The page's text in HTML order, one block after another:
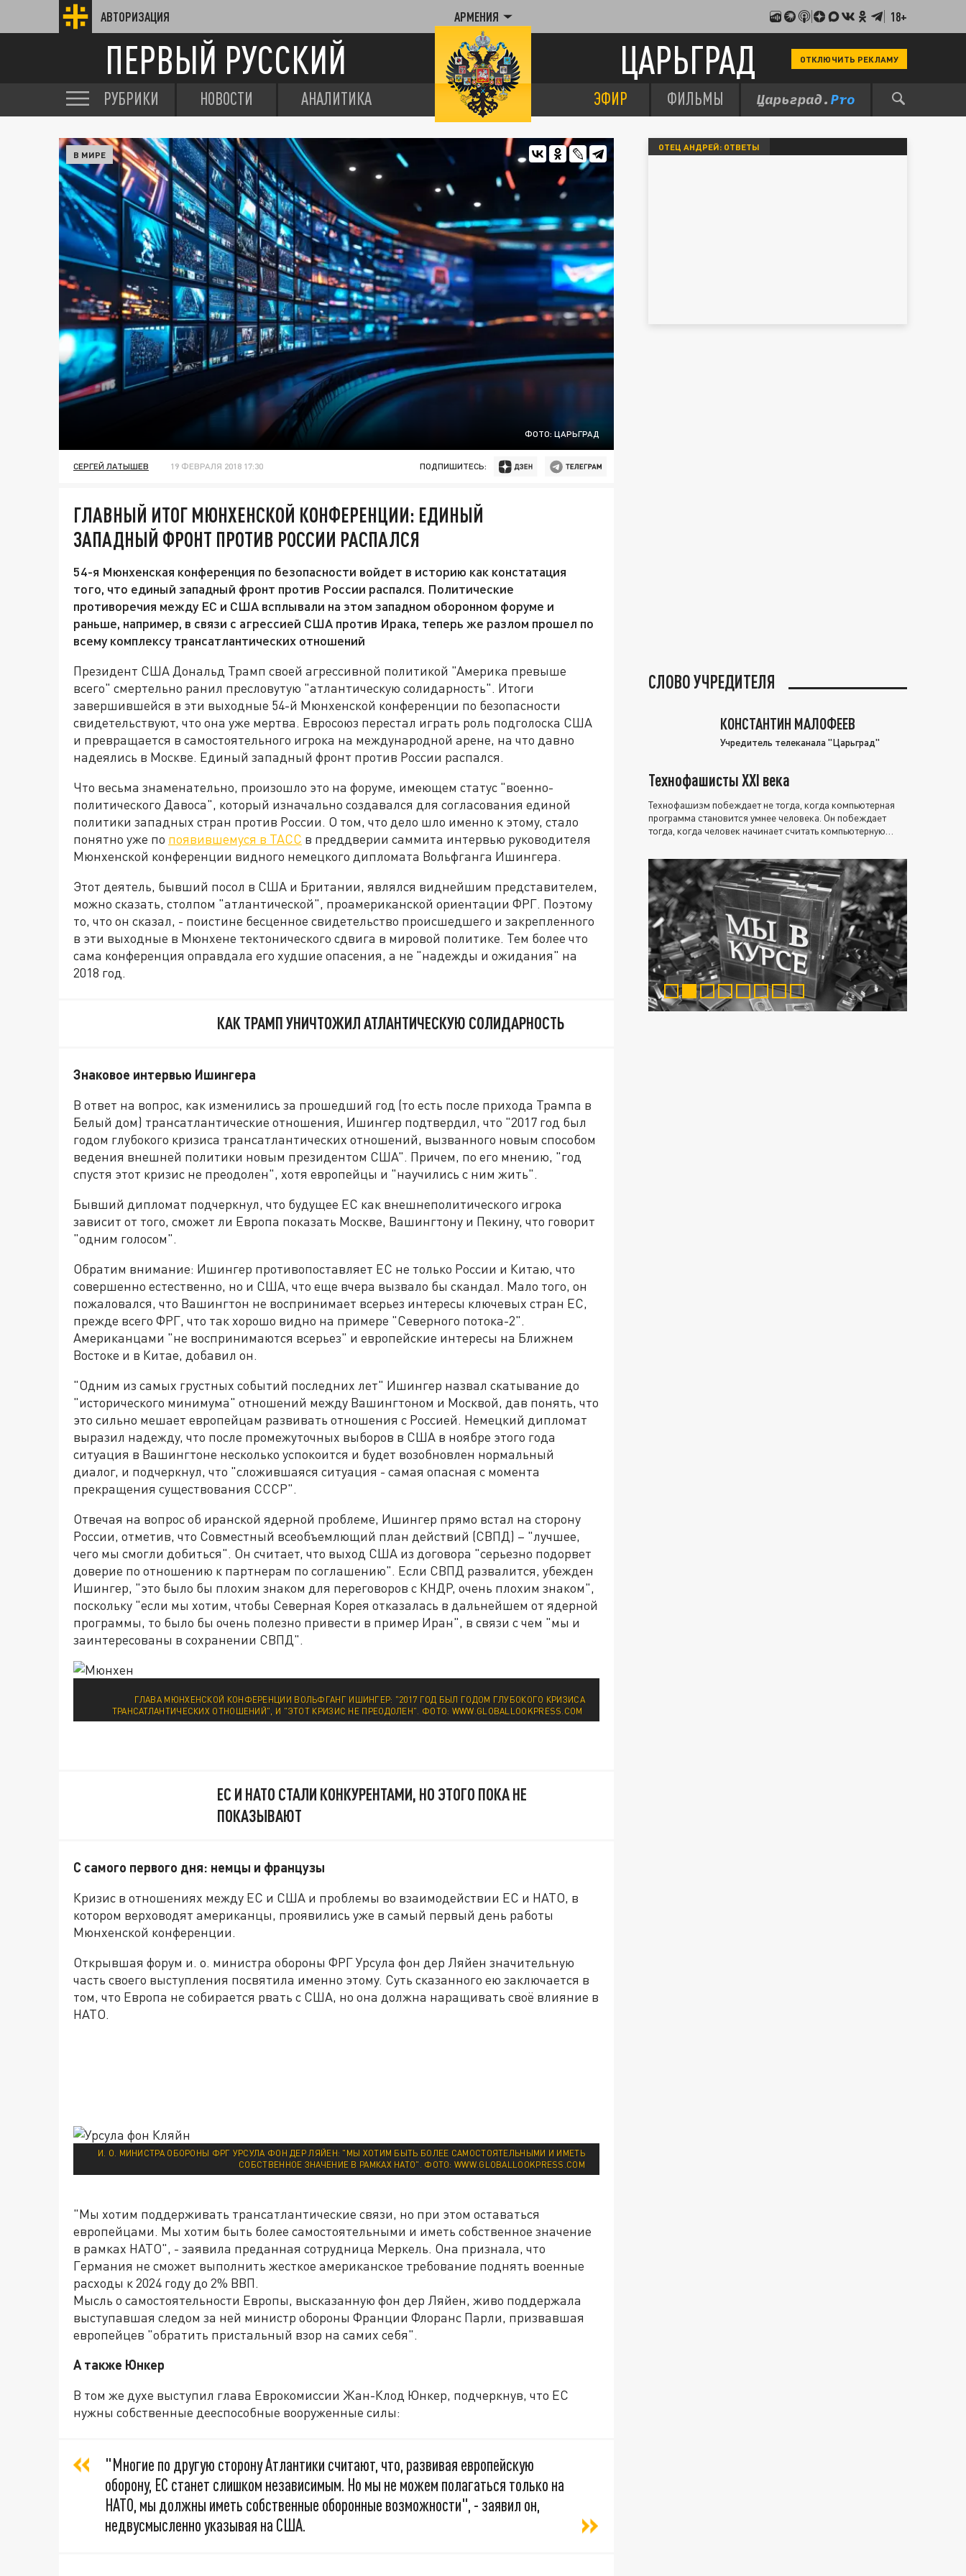
АВТОРИЗАЦИЯ АРМЕНИЯ 18+
ПЕРВЫЙ РУССКИЙ ЦАРЬГРАД ОТКЛЮЧИТЬ РЕКЛАМУ
РУБРИКИ НОВОСТИ АНАЛИТИКА ЭФИР ФИЛЬМЫ
ФОТО: ЦАРЬГРАД
В МИРЕ
СЕРГЕЙ ЛАТЫШЕВ 19 ФЕВРАЛЯ 2018 17:30 ПОДПИШИТЕСЬ:
ГЛАВНЫЙ ИТОГ МЮНХЕНСКОЙ КОНФЕРЕНЦИИ: ЕДИНЫЙ
ЗАПАДНЫЙ ФРОНТ ПРОТИВ РОССИИ РАСПАЛСЯ
54-я Мюнхенская конференция по безопасности войдет в историю как констатация
того, что единый западный фронт против России распался. Политические
противоречия между ЕС и США всплывали на этом западном оборонном форуме и
раньше, например, в связи с агрессией США против Ирака, теперь же разлом прошел по
всему комплексу трансатлантических отношений
Президент США Дональд Трамп своей агрессивной политикой "Америка превыше
всего" смертельно ранил пресловутую "атлантическую солидарность". Итоги
завершившейся в эти выходные 54-й Мюнхенской конференции по безопасности
свидетельствуют, что она уже мертва. Евросоюз перестал играть роль подголоска США
и превращается в самостоятельного игрока на международной арене, на что давно
надеялись в Москве. Единый западный фронт против России распался.
Что весьма знаменательно, произошло это на форуме, имеющем статус "военно-
политического Давоса", который изначально создавался для согласования единой
политики западных стран против России. О том, что дело шло именно к этому, стало
понятно уже по появившемуся в ТАСС в преддверии саммита интервью руководителя
Мюнхенской конференции видного немецкого дипломата Вольфганга Ишингера.
Этот деятель, бывший посол в США и Британии, являлся виднейшим представителем,
можно сказать, столпом "атлантической", проамериканской ориентации ФРГ. Поэтому
то, что он сказал, - поистине бесценное свидетельство происшедшего и закрепленного
в эти выходные в Мюнхене тектонического сдвига в мировой политике. Тем более что
сама конференция оправдала его худшие опасения, а не "надежды и ожидания" на
2018 год.
КАК ТРАМП УНИЧТОЖИЛ АТЛАНТИЧЕСКУЮ СОЛИДАРНОСТЬ
Знаковое интервью Ишингера
В ответ на вопрос, как изменились за прошедший год (то есть после прихода Трампа в
Белый дом) трансатлантические отношения, Ишингер подтвердил, что "2017 год был
годом глубокого кризиса трансатлантических отношений, вызванного новым способом
ведения внешней политики новым президентом США". Причем, по его мнению, "год
спустя этот кризис не преодолен", хотя европейцы и "научились с ним жить".
Бывший дипломат подчеркнул, что будущее ЕС как внешнеполитического игрока
зависит от того, сможет ли Европа показать Москве, Вашингтону и Пекину, что говорит
"одним голосом".
Обратим внимание: Ишингер противопоставляет ЕС не только России и Китаю, что
совершенно естественно, но и США, что еще вчера вызвало бы скандал. Мало того, он
пожаловался, что Вашингтон не воспринимает всерьез интересы ключевых стран ЕС,
прежде всего ФРГ, что так хорошо видно на примере "Северного потока-2".
Американцами "не воспринимаются всерьез" и европейские интересы на Ближнем
Востоке и в Китае, добавил он.
"Одним из самых грустных событий последних лет" Ишингер назвал скатывание до
"исторического минимума" отношений между Вашингтоном и Москвой, дав понять, что
это сильно мешает европейцам развивать отношения с Россией. Немецкий дипломат
выразил надежду, что после промежуточных выборов в США в ноябре этого года
ситуация в Вашингтоне несколько успокоится и будет возобновлен нормальный
диалог, и подчеркнул, что "сложившаяся ситуация - самая опасная с момента
прекращения существования СССР".
Отвечая на вопрос об иранской ядерной проблеме, Ишингер прямо встал на сторону
России, отметив, что Совместный всеобъемлющий план действий (СВПД) – "лучшее,
чего мы смогли добиться". Он считает, что выход США из договора "серьезно подорвет
доверие по отношению к партнерам по соглашению". Если СВПД развалится, убежден
Ишингер, "это было бы плохим знаком для переговоров с КНДР, очень плохим знаком",
поскольку "если мы хотим, чтобы Северная Корея отказалась в дальнейшем от ядерной
программы, то было бы очень полезно привести в пример Иран", в связи с чем "мы и
заинтересованы в сохранении СВПД".
ГЛАВА МЮНХЕНСКОЙ КОНФЕРЕНЦИИ ВОЛЬФГАНГ ИШИНГЕР: "2017 ГОД БЫЛ ГОДОМ ГЛУБОКОГО КРИЗИСА
ТРАНСАТЛАНТИЧЕСКИХ ОТНОШЕНИЙ", И "ЭТОТ КРИЗИС НЕ ПРЕОДОЛЕН". ФОТО: WWW.GLOBALLOOKPRESS.COM
ЕС И НАТО СТАЛИ КОНКУРЕНТАМИ, НО ЭТОГО ПОКА НЕ
ПОКАЗЫВАЮТ
С самого первого дня: немцы и французы
Кризис в отношениях между ЕС и США и проблемы во взаимодействии ЕС и НАТО, в
котором верховодят американцы, проявились уже в самый первый день работы
Мюнхенской конференции.
Открывшая форум и. о. министра обороны ФРГ Урсула фон дер Ляйен значительную
часть своего выступления посвятила именно этому. Суть сказанного ею заключается в
том, что Европа не собирается рвать с США, но она должна наращивать своё влияние в
НАТО.
И. О. МИНИСТРА ОБОРОНЫ ФРГ УРСУЛА ФОН ДЕР ЛЯЙЕН: "МЫ ХОТИМ БЫТЬ БОЛЕЕ САМОСТОЯТЕЛЬНЫМИ И ИМЕТЬ
СОБСТВЕННОЕ ЗНАЧЕНИЕ В РАМКАХ НАТО". ФОТО: WWW.GLOBALLOOKPRESS.COM
"Мы хотим поддерживать трансатлантические связи, но при этом оставаться
европейцами. Мы хотим быть более самостоятельными и иметь собственное значение
в рамках НАТО", - заявила преданная сотрудница Меркель. Она признала, что
Германия не сможет выполнить жесткое американское требование поднять военные
расходы к 2024 году до 2% ВВП.
Мысль о самостоятельности Европы, высказанную фон дер Ляйен, живо поддержала
выступавшая следом за ней министр обороны Франции Флоранс Парли, призвавшая
европейцев "обратить пристальный взор на самих себя".
А также Юнкер
В том же духе выступил глава Еврокомиссии Жан-Клод Юнкер, подчеркнув, что ЕС
нужны собственные дееспособные вооруженные силы:
"Многие по другую сторону Атлантики считают, что, развивая европейскую
оборону, ЕС станет слишком независимым. Но мы не можем полагаться только на
НАТО, мы должны иметь собственные оборонные возможности", - заявил он,
недвусмысленно указывая на США.
ОТЕЦ АНДРЕЙ: ОТВЕТЫ
СЛОВО УЧРЕДИТЕЛЯ
КОНСТАНТИН МАЛОФЕЕВ
Учредитель телеканала "Царьград"
Технофашисты XXI века
Технофашизм побеждает не тогда, когда компьютерная
программа становится умнее человека. Он побеждает
тогда, когда человек начинает считать компьютерную